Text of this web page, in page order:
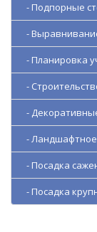
- Подпорные
-
- Планировка
-
-
-
- Посадка
- Посадка